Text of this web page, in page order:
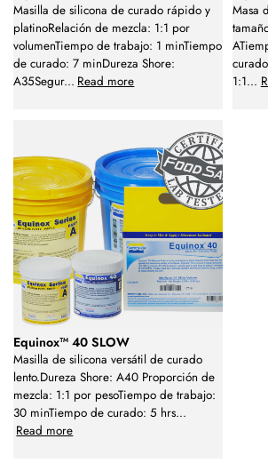
Masilla de silicona de curado rápido y
platinoRelación de mezcla: 1:1 por
volumenTiempo de trabajo: 1 minTiempo
de curado: 7 minDureza Shore:
A35Segur... Read more
Masa
1:1...
Equinox™ 40 SLOW
Masilla de silicona versátil de curado
lento.Dureza Shore: A40 Proporción de
mezcla: 1:1 por pesoTiempo de trabajo:
30 minTiempo de curado: 5 hrs...
Read more